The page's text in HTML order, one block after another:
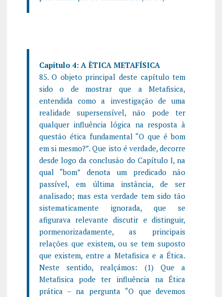
Capítulo 4: A ÈTICA METAFÍSICA
85. O objeto principal deste capítulo tem
sido o de mostrar que a Metafisica,
entendida como a investigação de uma
realidade supersensível, não pode ter
qualquer influência lógica na resposta à
questão ética fundamental “O que é bom
em si mesmo?”. Que isto é verdade, decorre
desde logo da conclusão do Capítulo I, na
qual “bom” denota um predicado não
passível, em última instância, de ser
analisado; mas esta verdade tem sido tão
sistematicamente ignorada, que se
afigurava relevante discutir e distinguir,
pormenorizadamente, as principais
relações que existem, ou se tem suposto
que existem, entre a Metafisica e a Ética.
Neste sentido, realçámos: (1) Que a
Metafisica pode ter influência na Ética
prática – na pergunta “O que devemos